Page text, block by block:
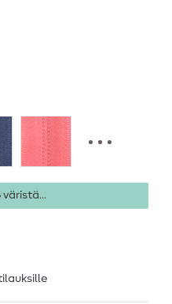
väristä...